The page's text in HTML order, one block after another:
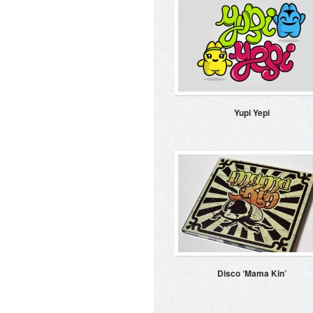
Yupi Yepi
Disco ‘Mama Kin’